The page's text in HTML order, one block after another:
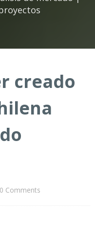
creado
0 Comments